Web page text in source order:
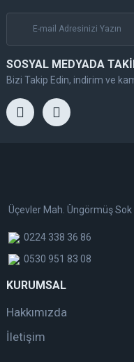
SOSYAL MEDYADA
Bizi Takip Edin, indirim ve
Üçevler Mah. Üngörmüş
0224 338 36 86
0530 951 83 08
KURUMSAL
Hakkımızda
İletişim